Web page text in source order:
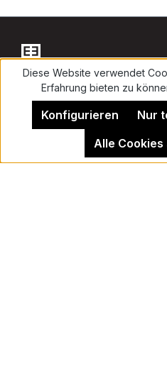
Kontakt
Diese Website verwendet
Erfahrung bieten zu
Nur
Konfigurieren
Alle